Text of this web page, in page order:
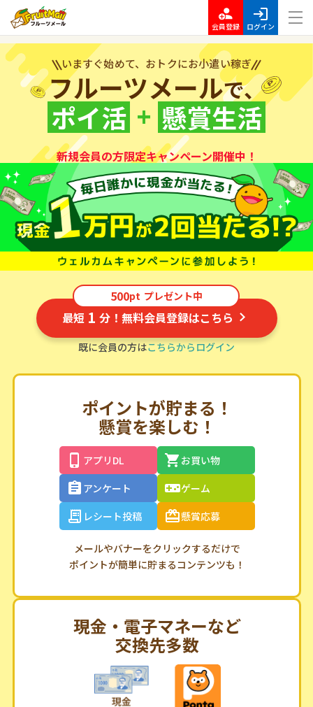
会員登録 ログイン
いますぐ始めて、おトクにお小遣い稼ぎ
フルーツメールで、
ポイ活 + 懸賞生活
新規会員の方限定キャンペーン開催中！
500pt プレゼント中
最短 1 分！無料会員登録はこちら
既に会員の方はこちらからログイン
ポイントが貯まる！
懸賞を楽しむ！
アプリDL
お買い物
アンケート
ゲーム
レシート投稿
懸賞応募
メールやバナーをクリックするだけで
ポイントが簡単に貯まるコンテンツも！
現金・電子マネーなど
交換先多数